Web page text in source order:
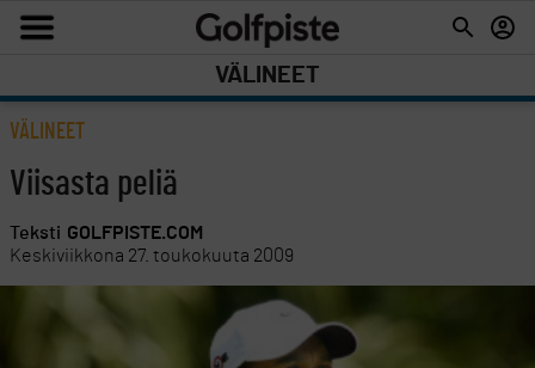
VÄLINEET
VÄLINEET
Viisasta peliä
Teksti GOLFPISTE.COM
Keskiviikkona 27. toukokuuta 2009